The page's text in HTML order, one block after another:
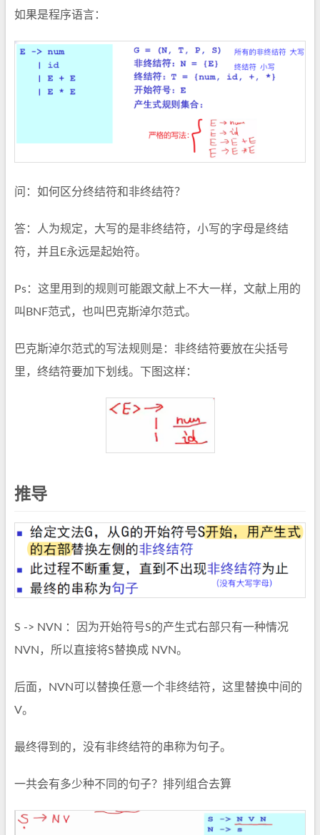
如果是程序语言：
问：如何区分终结符和非终结符？
答：人为规定，大写的是非终结符，小写的字母是终结
符，并且E永远是起始符。
Ps：这里用到的规则可能跟文献上不大一样，文献上用的
叫BNF范式，也叫巴克斯淖尔范式。
巴克斯淖尔范式的写法规则是：非终结符要放在尖括号
里，终结符要加下划线。下图这样：
推导
S -> NVN ：因为开始符号S的产生式右部只有一种情况
NVN，所以直接将S替换成 NVN。
后面，NVN可以替换任意一个非终结符，这里替换中间的
V。
最终得到的，没有非终结符的串称为句子。
一共会有多少种不同的句子？排列组合去算